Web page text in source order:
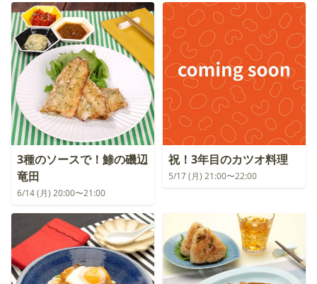
3種のソースで！鯵の磯辺
竜田
6/14 (月) 20:00〜21:00
祝！3年目のカツオ料理
5/17 (月) 21:00〜22:00